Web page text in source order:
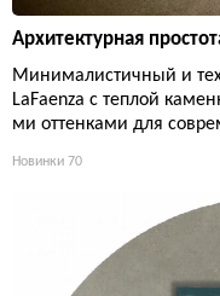
Архитектурная
Минималистичный и
LaFaenza с теплой
ми оттенками для
Новинки 70